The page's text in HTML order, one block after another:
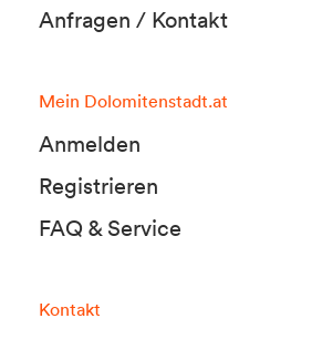
Anfragen / Kontakt
Mein Dolomitenstadt.at
Anmelden
Registrieren
FAQ & Service
Kontakt